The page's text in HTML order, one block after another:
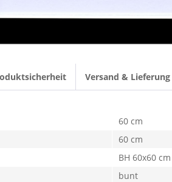
Versand & Lieferung
60 cm
60 cm
BH 60x60 cm
bunt